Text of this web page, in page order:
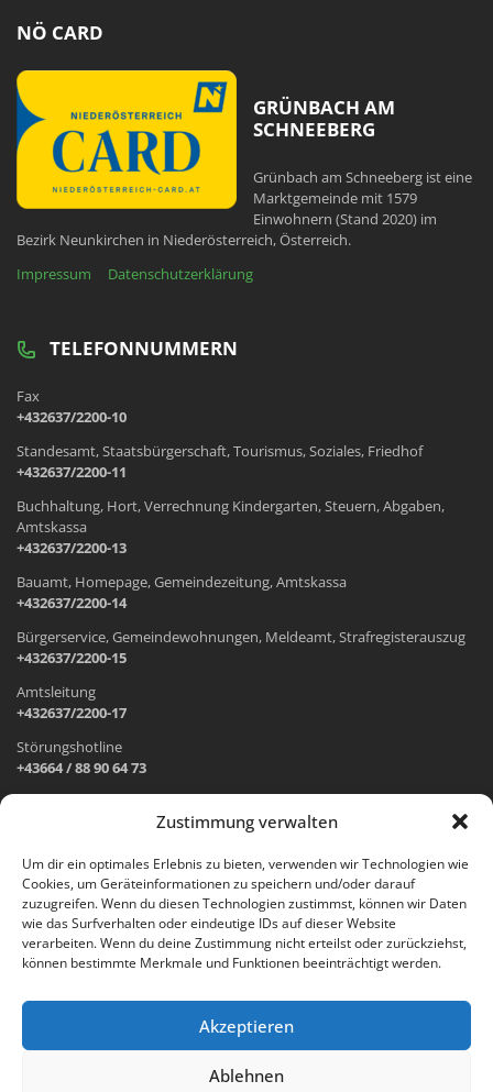
Zustimmung verwalten
Um dir ein optimales Erlebnis zu bieten, verwenden wir Technologien wie
Cookies, um Geräteinformationen zu speichern und/oder darauf
zuzugreifen. Wenn du diesen Technologien zustimmst, können wir Daten
wie das Surfverhalten oder eindeutige IDs auf dieser Website
verarbeiten. Wenn du deine Zustimmung nicht erteilst oder zurückziehst,
können bestimmte Merkmale und Funktionen beeinträchtigt werden.
Akzeptieren
Ablehnen
NÖ CARD
GRÜNBACH AM
SCHNEEBERG
Grünbach am Schneeberg ist eine
Marktgemeinde mit 1579
Einwohnern (Stand 2020) im
Bezirk Neunkirchen in Niederösterreich, Österreich.
Impressum
Datenschutzerklärung
TELEFONNUMMERN
Fax
+432637/2200-10
Standesamt, Staatsbürgerschaft, Tourismus, Soziales, Friedhof
+432637/2200-11
Buchhaltung, Hort, Verrechnung Kindergarten, Steuern, Abgaben,
Amtskassa
+432637/2200-13
Bauamt, Homepage, Gemeindezeitung, Amtskassa
+432637/2200-14
Bürgerservice, Gemeindewohnungen, Meldeamt, Strafregisterauszug
+432637/2200-15
Amtsleitung
+432637/2200-17
Störungshotline
+43664 / 88 90 64 73
Wr. Neustädter Straße 1
2733 Grünbach am Schneeberg
Öffnungszeiten Gemeindeamt:
Montag: 8.00 – 12.00 Uhr und 14.00 – 18.00 Uhr
Freitag: 8.00 – 12.00 Uhr
Email: